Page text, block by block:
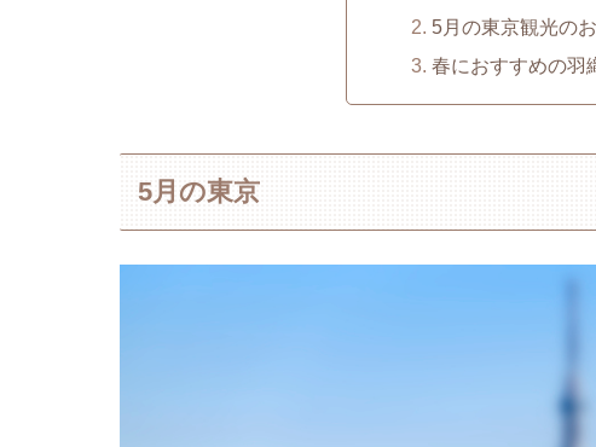
5月の東京観光の
春におすすめの羽
5月の東京